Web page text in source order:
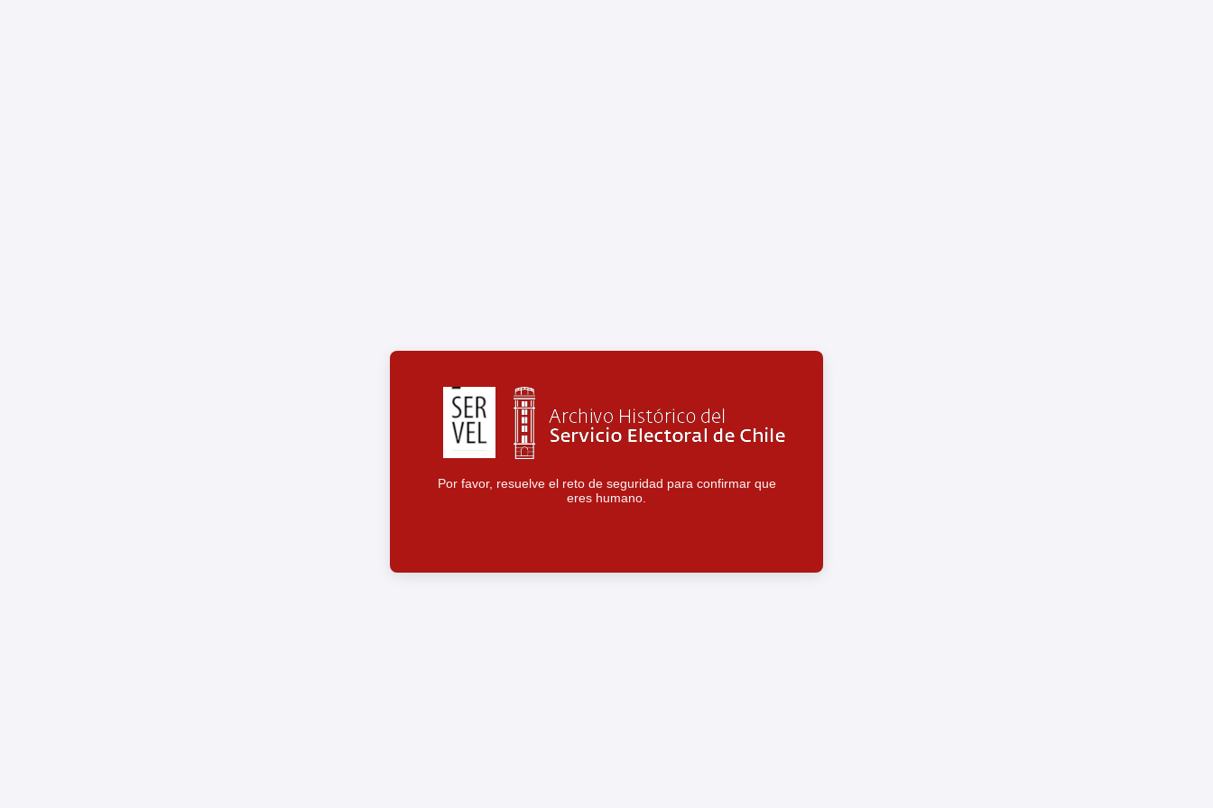
Por favor, resuelve el reto de seguridad para confirmar que
eres humano.